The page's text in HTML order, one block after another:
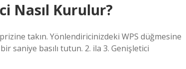
Nasıl Kurulur?
takın. Yönlendiricinizdeki WPS düğmesine
saniye basılı tutun. 2. ila 3. Genişletici